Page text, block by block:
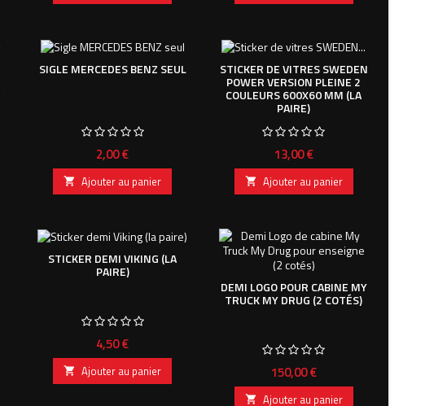
SIGLE MERCEDES BENZ SEUL
Prix
2,00 €
 Ajouter au panier
STICKER DE VITRES SWEDEN
POWER VERSION PLEINE 2
COULEURS 600X60 MM (LA
PAIRE)
Prix
13,00 €
 Ajouter au panier
STICKER DEMI VIKING (LA
PAIRE)
Prix
4,50 €
 Ajouter au panier
DEMI LOGO POUR CABINE MY
TRUCK MY DRUG (2 COTÉS)
Prix
150,00 €
 Ajouter au panier